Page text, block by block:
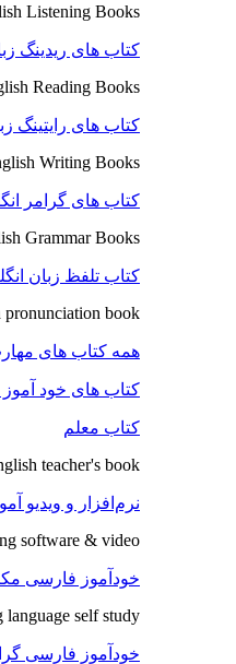
Listening Books
کتاب های ریدینگ
Reading Books
کتاب های رایتینگ
Writing Books
کتاب های گرامر
Grammar Books
کتاب تلفظ زبان
pronunciation book
همه کتاب های
کتاب های خود آموز
کتاب معلم
teacher's book
نرم‌افزار و ویدیو
software & video
خودآموز فارسی
language self study
خودآموز فارسی